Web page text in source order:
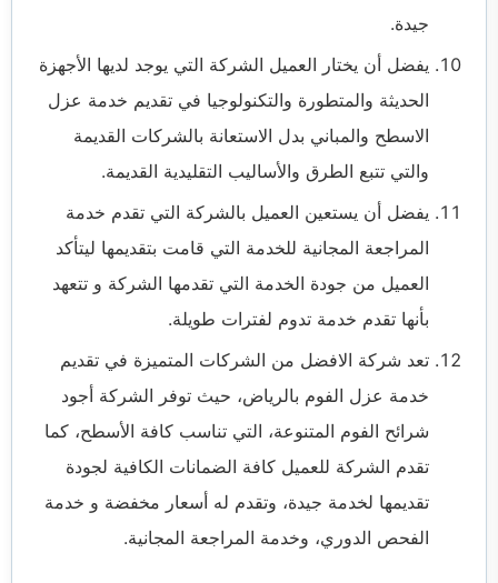
جيدة.
يفضل أن يختار العميل الشركة التي يوجد لديها الأجهزة
الحديثة والمتطورة والتكنولوجيا في تقديم خدمة عزل
الاسطح والمباني بدل الاستعانة بالشركات القديمة
والتي تتبع الطرق والأساليب التقليدية القديمة.
يفضل أن يستعين العميل بالشركة التي تقدم خدمة
المراجعة المجانية للخدمة التي قامت بتقديمها ليتأكد
العميل من جودة الخدمة التي تقدمها الشركة و تتعهد
بأنها تقدم خدمة تدوم لفترات طويلة.
تعد شركة الافضل من الشركات المتميزة في تقديم
خدمة عزل الفوم بالرياض، حيث توفر الشركة أجود
شرائح الفوم المتنوعة، التي تناسب كافة الأسطح، كما
تقدم الشركة للعميل كافة الضمانات الكافية لجودة
تقديمها لخدمة جيدة، وتقدم له أسعار مخفضة و خدمة
الفحص الدوري، وخدمة المراجعة المجانية.